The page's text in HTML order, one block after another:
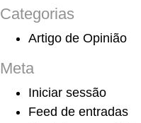
Categorias
Artigo de Opinião
Meta
Iniciar sessão
Feed de entradas